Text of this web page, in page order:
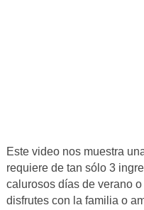
Este video nos muestra
requiere de tan sólo 3
calurosos días de verano
disfrutes con la familia o